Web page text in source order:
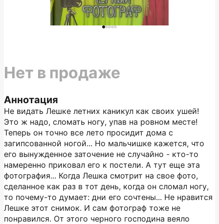
Аннотация
Не видать Лешке летних каникул как своих ушей!
Это ж надо, сломать ногу, упав на ровном месте!
Теперь он точно все лето просидит дома с
загипсованной ногой... Но мальчишке кажется, что
его вынужденное заточение не случайно - кто-то
намеренно приковал его к постели. А тут еще эта
фотография... Когда Лешка смотрит на свое фото,
сделанное как раз в тот день, когда он сломал ногу,
то почему-то думает: дни его сочтены... Не нравится
Лешке этот снимок. И сам фотограф тоже не
понравился. От этого черного господина веяло
Нет в продаже